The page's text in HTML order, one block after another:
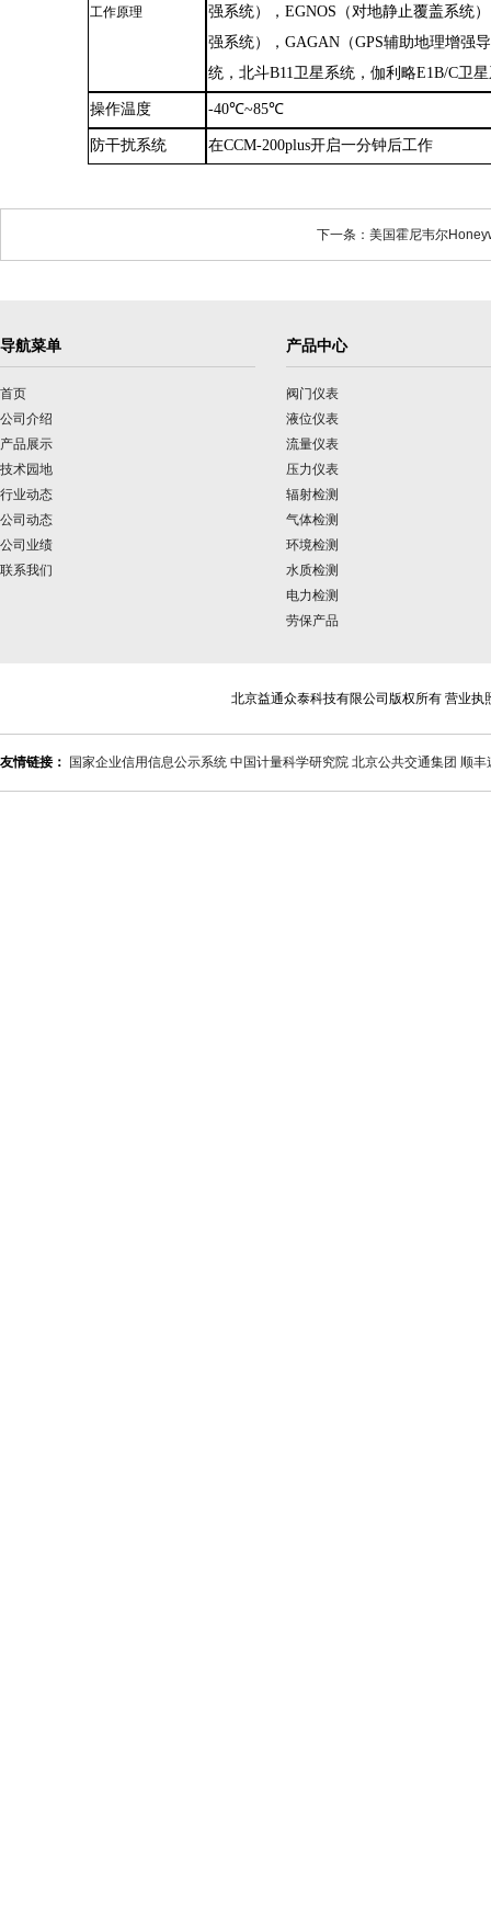
工作原理
强系统），EGNOS（对地静止覆盖系统
强系统），GAGAN（GPS辅助地理增强
统，北斗B11卫星系统，伽利略E1B/C卫
操作温度 -40℃~85℃
防干扰系统 在CCM-200plus开启一分钟后工作
下一条：美国霍尼韦尔
导航菜单
首页
公司介绍
产品展示
技术园地
行业动态
公司动态
公司业绩
联系我们
产品中心
阀门仪表
液位仪表
流量仪表
压力仪表
辐射检测
气体检测
环境检测
水质检测
电力检测
劳保产品
北京益通众泰科技有限公司版权所有 营业执
友情链接： 国家企业信用信息公示系统 中国计量科学研究院 北京公共交通集团 顺丰